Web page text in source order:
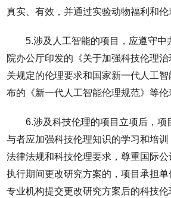
真实、有效，并通过实验动物福利和伦
5.涉及人工智能的项目，应遵守中
院办公厅印发的《关于加强科技伦理
关规定的伦理要求和国家新一代人工
布的《新一代人工智能伦理规范》等伦
6.涉及科技伦理的项目立项后，项
与者应加强科技伦理知识的学习和培
法律法规和科技伦理要求，尊重国际
执行期间更改研究方案的，项目承担
专业机构提交更改研究方案后的科技伦